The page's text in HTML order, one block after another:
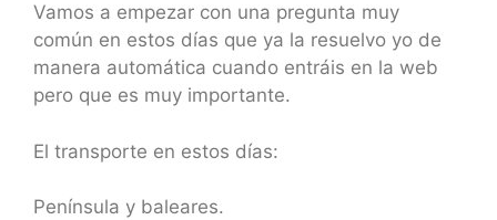
Vamos a empezar con una pregunta muy
común en estos días que ya la resuelvo yo de
manera automática cuando entráis en la web
pero que es muy importante.
El transporte en estos días:
Península y baleares.